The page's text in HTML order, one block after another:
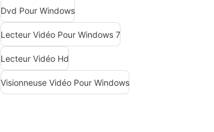
Dvd Pour Windows
Lecteur Vidéo Pour Windows 7
Lecteur Vidéo Hd
Visionneuse Vidéo Pour Windows